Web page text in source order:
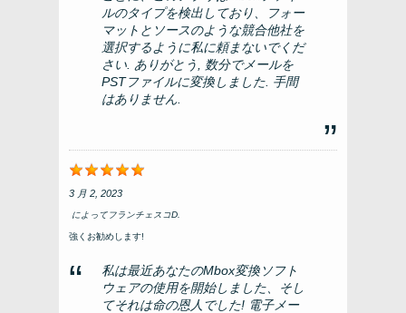
ルのタイプを検出しており、フォー
マットとソースのような競合他社を
選択するように私に頼まないでくだ
さい. ありがとう, 数分でメールを
PSTファイルに変換しました. 手間
はありません.
3 月 2, 2023
によってフランチェスコd.
強くお勧めします!
私は最近あなたのMbox変換ソフト
ウェアの使用を開始しました、そし
てそれは命の恩人でした! 電子メー